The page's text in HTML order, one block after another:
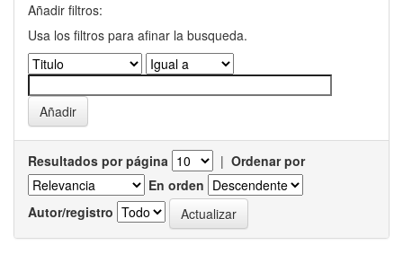
Añadir filtros:
Usa los filtros para afinar la busqueda.
Resultados por página | Ordenar por
En orden
Autor/registro